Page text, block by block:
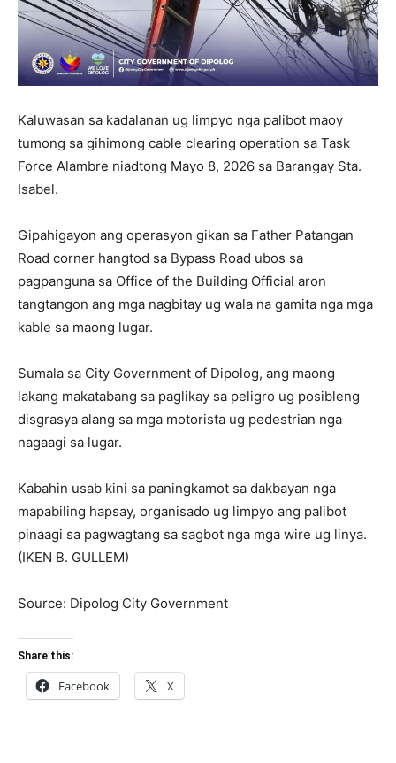
Kaluwasan sa kadalanan ug limpyo nga palibot maoy
tumong sa gihimong cable clearing operation sa Task
Force Alambre niadtong Mayo 8, 2026 sa Barangay Sta.
Isabel.
Gipahigayon ang operasyon gikan sa Father Patangan
Road corner hangtod sa Bypass Road ubos sa
pagpanguna sa Office of the Building Official aron
tangtangon ang mga nagbitay ug wala na gamita nga mga
kable sa maong lugar.
Sumala sa City Government of Dipolog, ang maong
lakang makatabang sa paglikay sa peligro ug posibleng
disgrasya alang sa mga motorista ug pedestrian nga
nagaagi sa lugar.
Kabahin usab kini sa paningkamot sa dakbayan nga
mapabiling hapsay, organisado ug limpyo ang palibot
pinaagi sa pagwagtang sa sagbot nga mga wire ug linya.
(IKEN B. GULLEM)
Source: Dipolog City Government
Share this:
Facebook X